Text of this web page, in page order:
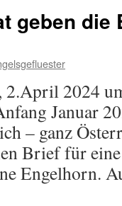
geben die
2.April 2024
Januar
– ganz
Brief für
Engelhorn.